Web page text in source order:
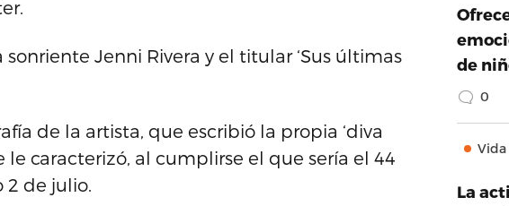
Jenni Rivera y el titular ‘Sus últimas
de la artista, que escribió la propia ‘diva
caracterizó, al cumplirse el que sería el 44
2 de julio.
de
0
Vida
La